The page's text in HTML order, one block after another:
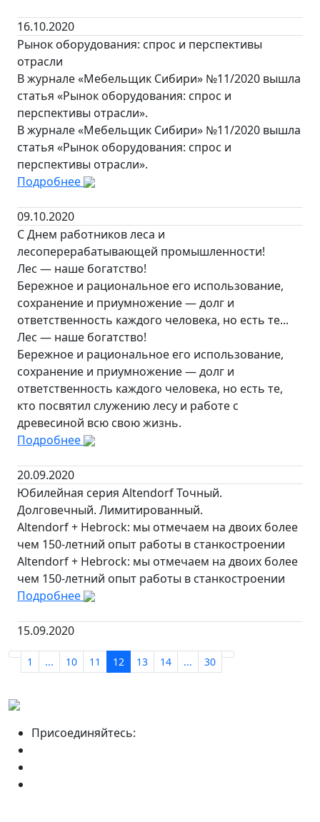
16.10.2020
Рынок оборудования: спрос и перспективы
отрасли
В журнале «Мебельщик Сибири» №11/2020 вышла
статья «Рынок оборудования: спрос и
перспективы отрасли».
В журнале «Мебельщик Сибири» №11/2020 вышла
статья «Рынок оборудования: спрос и
перспективы отрасли».
Подробнее
09.10.2020
С Днем работников леса и
лесоперерабатывающей промышленности!
Лес — наше богатство!
Бережное и рациональное его использование,
сохранение и приумножение — долг и
ответственность каждого человека, но есть те...
Лес — наше богатство!
Бережное и рациональное его использование,
сохранение и приумножение — долг и
ответственность каждого человека, но есть те,
кто посвятил служению лесу и работе с
древесиной всю свою жизнь.
Подробнее
20.09.2020
Юбилейная серия Altendorf Точный.
Долговечный. Лимитированный.
Altendorf + Hebrock: мы отмечаем на двоих более
чем 150-летний опыт работы в станкостроении
Altendorf + Hebrock: мы отмечаем на двоих более
чем 150-летний опыт работы в станкостроении
Подробнее
15.09.2020
1 ... 10 11 12 13 14 ... 30
Присоединяйтесь: